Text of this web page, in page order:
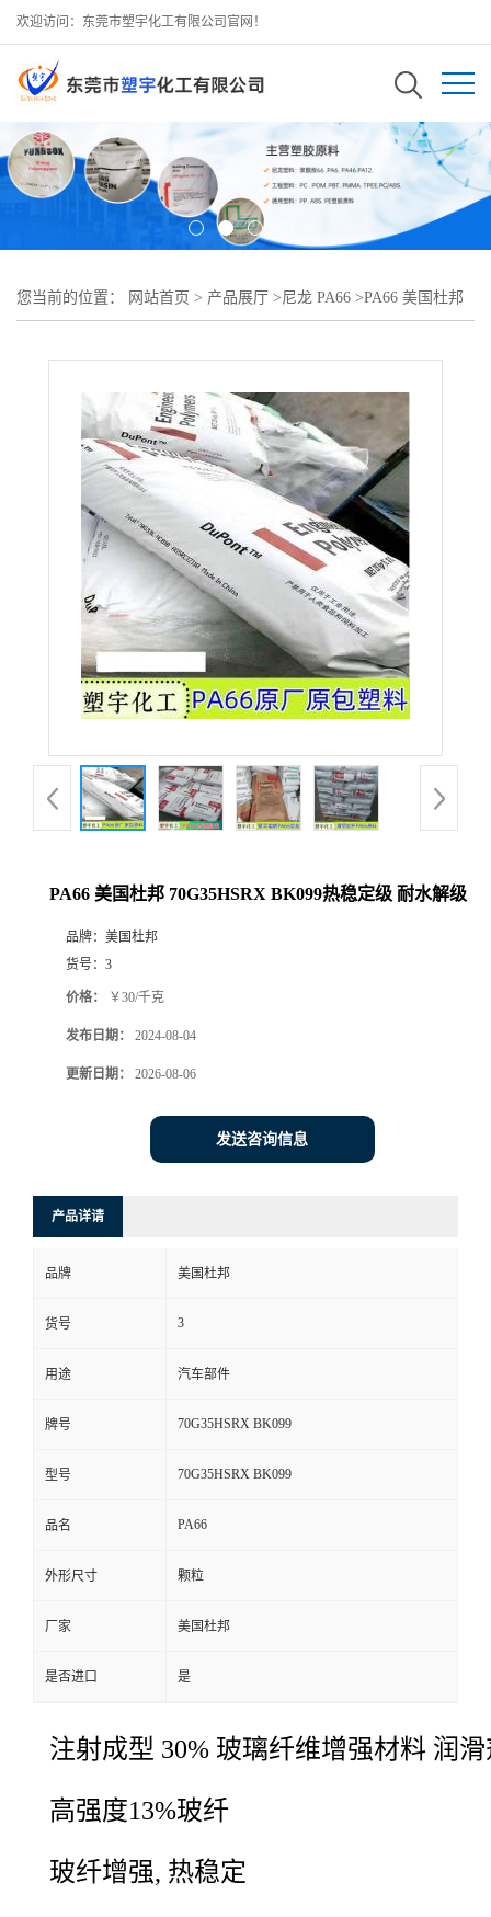
欢迎访问：东莞市塑宇化工有限公司官网！
您当前的位置： 网站首页 > 产品展厅 >尼龙 PA66 >PA66 美国杜邦
PA66 美国杜邦 70G35HSRX BK099热稳定级 耐水解级
品牌： 美国杜邦
货号： 3
价格： ￥30/千克
发布日期： 2024-08-04
更新日期： 2026-08-06
发送咨询信息
产品详请
品牌 美国杜邦
货号 3
用途 汽车部件
牌号 70G35HSRX BK099
型号 70G35HSRX BK099
品名 PA66
外形尺寸 颗粒
厂家 美国杜邦
是否进口 是
注射成型 30% 玻璃纤维增强材料 润
高强度13%玻纤
玻纤增强, 热稳定